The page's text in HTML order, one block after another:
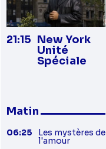
21:15 New York
Unité
Spéciale
Matin
06:25 Les mystères de
l'amour